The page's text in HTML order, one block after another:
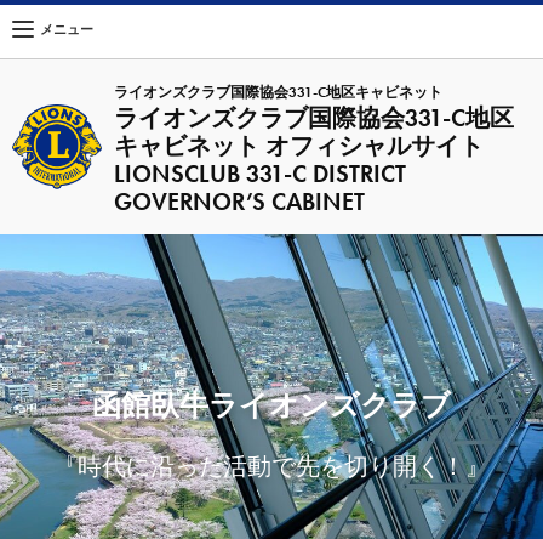
ライオンズクラブ国際協会331-C地区キャビネット
ライオンズクラブ国際協会331-C地区
キャビネット オフィシャルサイト
LIONSCLUB 331-C DISTRICT
GOVERNOR’S CABINET
メニュー
函館臥牛ライオンズクラブ
『時代に沿った活動で先を切り開く！』